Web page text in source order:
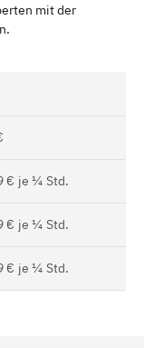
mit der
€ je ¼ Std.
€ je ¼ Std.
€ je ¼ Std.